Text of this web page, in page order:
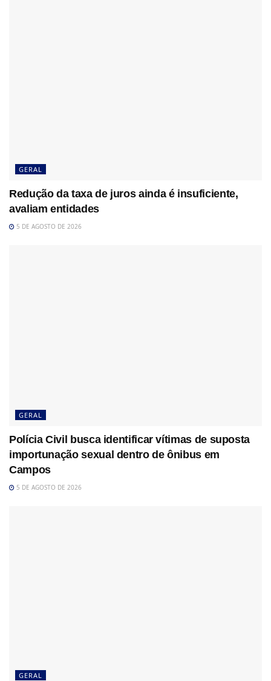
GERAL
Redução da taxa de juros ainda é insuficiente,
avaliam entidades
5 DE AGOSTO DE 2026
GERAL
Polícia Civil busca identificar vítimas de suposta
importunação sexual dentro de ônibus em
Campos
5 DE AGOSTO DE 2026
GERAL